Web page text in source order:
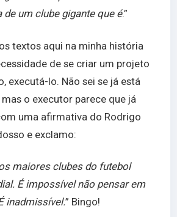
um clube gigante que é.”
textos aqui na minha história
de se criar um projeto
executá-lo. Não sei se já está
o executor parece que já
uma afirmativa do Rodrigo
e exclamo:
maiores clubes do futebol
É impossível não pensar em
inadmissível.” Bingo!